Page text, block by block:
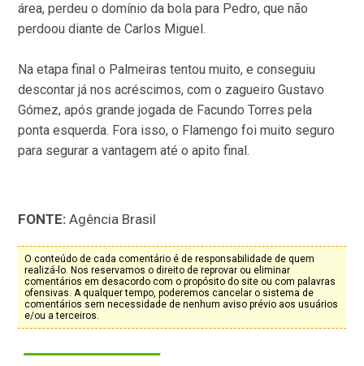
área, perdeu o domínio da bola para Pedro, que não
perdoou diante de Carlos Miguel.
Na etapa final o Palmeiras tentou muito, e conseguiu
descontar já nos acréscimos, com o zagueiro Gustavo
Gómez, após grande jogada de Facundo Torres pela
ponta esquerda. Fora isso, o Flamengo foi muito seguro
para segurar a vantagem até o apito final.
FONTE:Agência Brasil
O conteúdo de cada comentário é de responsabilidade de quem
realizá-lo. Nos reservamos o direito de reprovar ou eliminar
comentários em desacordo com o propósito do site ou com palavras
ofensivas. A qualquer tempo, poderemos cancelar o sistema de
comentários sem necessidade de nenhum aviso prévio aos usuários
e/ou a terceiros.